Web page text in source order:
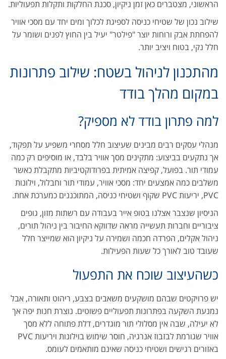
הראשוני, מצטברים כאן זמן ניקיון, סכנת החלקות ותקלות תפעוליות.
שילוב נכון של שטיחי כניסה לספיגת לכלוך ומים יחד עם מסכי אוויר
להפחתת אבק ורוחות יוצר "פילטר" יעיל בין החוץ לפנים ושומר על
חלל נקי, בטוח ויציב יותר.
מהתכנון לניהול בשטח: שילוב פתרונות
במקום מהלך בודד
למה פתרון בודד לא מספיק?
מנהלי עסקים רבים מבינים שעיצוב חלל מסחרי משפיע על תפקוד,
אך נתקעים בביצוע: מתקינים מסך אוויר בלבד, או מוסיפים רק כמה
עמודי תור. בפועל, קפיצה אמיתית בפרודוקטיביות מתקבלת כאשר
משלבים כמה אמצעים יחד: מסכי אוויר, עמודי תור וחבלול, וילונות
PVC, יריעות PVC שקוף ושטיחי כניסה, המתוכננים כמערכת אחת.
הניסיון שנצבר אצלנו בטופ אייר בעבודה עם רשתות מזון, גופים
ציבוריים וחברות תעשייה מראה שדווקא החיבור בין ניהול תורים,
ניהול אקלים, הפרדה חכמה ושמירה על ניקיון הוא שמייצר חלל
שעובד טוב לאורך כל שעות הפעילות.
כשהעיצוב שוכח את התפעול
יש פרויקטים שבהם מושקעים משאבים בצבע, ריהוט ותאורה, אבל
נמנעת השקעה בפתרונות תפעוליים פשוטים. נוצרת חנות יפה אך
לא יעילה, שבה אין מסלולי תור מוגדרים, דלת פתוחה ללא מסך
אוויר שגורמת לבזבוז אנרגיה, חוסר שימוש בוילונות ויריעות PVC
באזורים רגישים ושטיחי כניסה שאינם מותאמים לעומס.